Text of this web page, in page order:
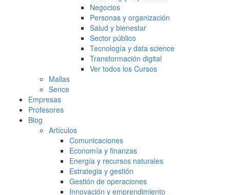
Negocios
Personas y organización
Salud y bienestar
Sector público
Tecnología y data science
Transformación digital
Ver todos los Cursos
Mallas
Sence
Empresas
Profesores
Blog
Artículos
Comunicaciones
Economía y finanzas
Energía y recursos naturales
Estrategia y gestión
Gestión de operaciones
Innovación y emprendimiento